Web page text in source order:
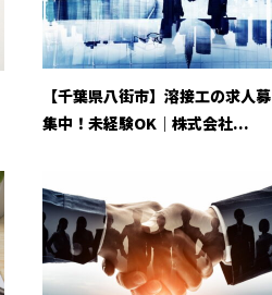
【千葉県八街市】溶接工の求人募
集中！未経験OK｜株式会社...